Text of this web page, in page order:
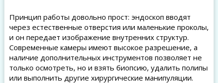
Принцип работы довольно прост: эндоскоп вводят
через естественные отверстия или маленькие проколы,
и он передает изображение внутренних структур.
Современные камеры имеют высокое разрешение, а
наличие дополнительных инструментов позволяет не
только осмотреть, но и взять биопсию, удалить полипы
или выполнить другие хирургические манипуляции.